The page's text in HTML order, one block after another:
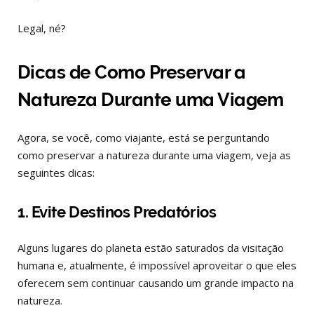
Legal, né?
Dicas de Como Preservar a
Natureza Durante uma Viagem
Agora, se você, como viajante, está se perguntando
como preservar a natureza durante uma viagem, veja as
seguintes dicas:
1. Evite Destinos Predatórios
Alguns lugares do planeta estão saturados da visitação
humana e, atualmente, é impossível aproveitar o que eles
oferecem sem continuar causando um grande impacto na
natureza.